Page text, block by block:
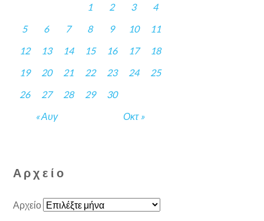
« Αυγ Οκτ »
1 2 3
4
5
6 7 8 9 10
11
12
13 14 15 16 17
18
19
20 21 22 23 24
25
26
27 28 29 30
Αρχείο
Αρχείο